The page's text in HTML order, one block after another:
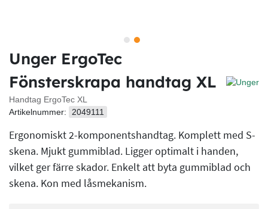
Unger ErgoTec
Fönsterskrapa handtag XL
Handtag ErgoTec XL
Artikelnummer:
2049111
Ergonomiskt 2-komponentshandtag. Komplett med S-
skena. Mjukt gummiblad. Ligger optimalt i handen,
vilket ger färre skador. Enkelt att byta gummiblad och
skena. Kon med låsmekanism.